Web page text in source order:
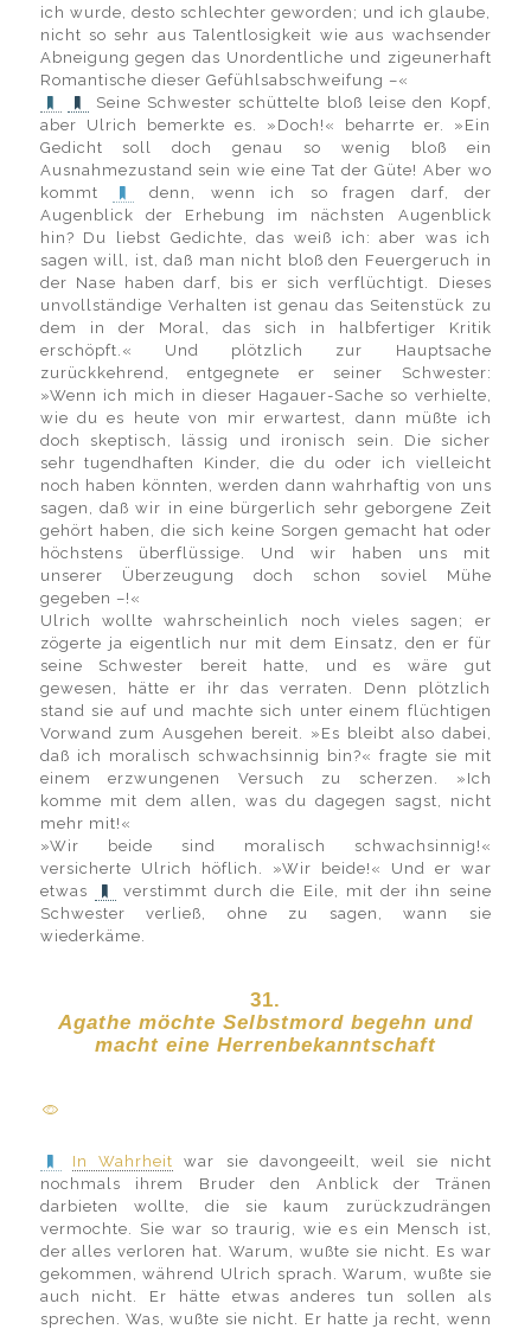
ich wurde, desto schlechter geworden; und ich glaube,
nicht so sehr aus Talentlosigkeit wie aus wachsender
Abneigung gegen das Unordentliche und zigeunerhaft
Romantische dieser Gefühlsabschweifung –«
Seine Schwester schüttelte bloß leise den Kopf,
aber Ulrich bemerkte es. »Doch!« beharrte er. »Ein
Gedicht soll doch genau so wenig bloß ein
Ausnahmezustand sein wie eine Tat der Güte! Aber wo
kommt
denn, wenn ich so fragen darf, der
Augenblick der Erhebung im nächsten Augenblick
hin? Du liebst Gedichte, das weiß ich: aber was ich
sagen will, ist, daß man nicht bloß den Feuergeruch in
der Nase haben darf, bis er sich verflüchtigt. Dieses
unvollständige Verhalten ist genau das Seitenstück zu
dem in der Moral, das sich in halbfertiger Kritik
erschöpft.« Und plötzlich zur Hauptsache
zurückkehrend, entgegnete er seiner Schwester:
»Wenn ich mich in dieser Hagauer-Sache so verhielte,
wie du es heute von mir erwartest, dann müßte ich
doch skeptisch, lässig und ironisch sein. Die sicher
sehr tugendhaften Kinder, die du oder ich vielleicht
noch haben könnten, werden dann wahrhaftig von uns
sagen, daß wir in eine bürgerlich sehr geborgene Zeit
gehört haben, die sich keine Sorgen gemacht hat oder
höchstens überflüssige. Und wir haben uns mit
unserer Überzeugung doch schon soviel Mühe
gegeben –!«
Ulrich wollte wahrscheinlich noch vieles sagen; er
zögerte ja eigentlich nur mit dem Einsatz, den er für
seine Schwester bereit hatte, und es wäre gut
gewesen, hätte er ihr das verraten. Denn plötzlich
stand sie auf und machte sich unter einem flüchtigen
Vorwand zum Ausgehen bereit. »Es bleibt also dabei,
daß ich moralisch schwachsinnig bin?« fragte sie mit
einem erzwungenen Versuch zu scherzen. »Ich
komme mit dem allen, was du dagegen sagst, nicht
mehr mit!«
»Wir beide sind moralisch schwachsinnig!«
versicherte Ulrich höflich. »Wir beide!« Und er war
etwas
verstimmt durch die Eile, mit der ihn seine
Schwester verließ, ohne zu sagen, wann sie
wiederkäme.
31.
Agathe möchte Selbstmord begehn und
macht eine Herrenbekanntschaft
In Wahrheit
war sie davongeeilt, weil sie nicht
nochmals ihrem Bruder den Anblick der Tränen
darbieten wollte, die sie kaum zurückzudrängen
vermochte. Sie war so traurig, wie es ein Mensch ist,
der alles verloren hat. Warum, wußte sie nicht. Es war
gekommen, während Ulrich sprach. Warum, wußte sie
auch nicht. Er hätte etwas anderes tun sollen als
sprechen. Was, wußte sie nicht. Er hatte ja recht, wenn